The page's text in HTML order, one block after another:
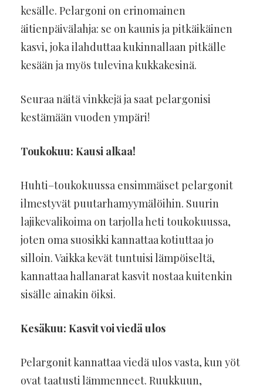
kesälle. Pelargoni on erinomainen
äitienpäivälahja: se on kaunis ja pitkäikäinen
kasvi, joka ilahduttaa kukinnallaan pitkälle
kesään ja myös tulevina kukkakesinä.
Seuraa näitä vinkkejä ja saat pelargonisi
kestämään vuoden ympäri!
Toukokuu: Kausi alkaa!
Huhti–toukokuussa ensimmäiset pelargonit
ilmestyvät puutarhamyymälöihin. Suurin
lajikevalikoima on tarjolla heti toukokuussa,
joten oma suosikki kannattaa kotiuttaa jo
silloin. Vaikka kevät tuntuisi lämpöiseltä,
kannattaa hallanarat kasvit nostaa kuitenkin
sisälle ainakin öiksi.
Kesäkuu: Kasvit voi viedä ulos
Pelargonit kannattaa viedä ulos vasta, kun yöt
ovat taatusti lämmenneet. Ruukkuun,